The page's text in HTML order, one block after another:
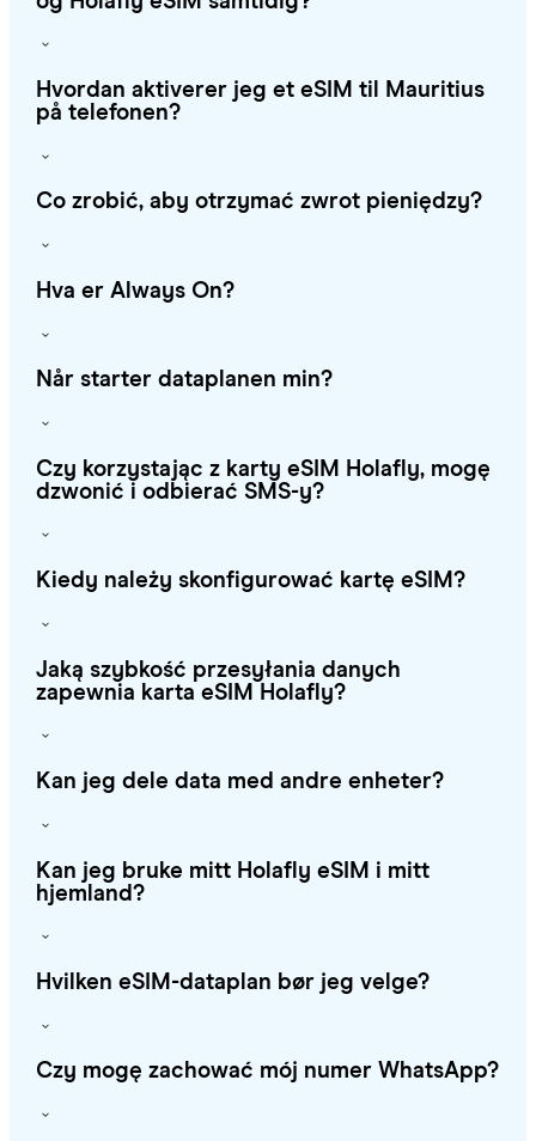
Hvordan aktiverer jeg et eSIM til Mauritius
på telefonen?
Co zrobić, aby otrzymać zwrot pieniędzy?
Hva er Always On?
Når starter dataplanen min?
Czy korzystając z karty eSIM Holafly, mogę
dzwonić i odbierać SMS-y?
Kiedy należy skonfigurować kartę eSIM?
Jaką szybkość przesyłania danych
zapewnia karta eSIM Holafly?
Kan jeg dele data med andre enheter?
Kan jeg bruke mitt Holafly eSIM i mitt
hjemland?
Hvilken eSIM-dataplan bør jeg velge?
Czy mogę zachować mój numer WhatsApp?